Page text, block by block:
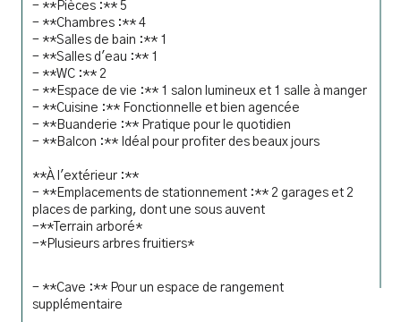
- **Pièces :** 5
- **Chambres :** 4
- **Salles de bain :** 1
- **Salles d'eau :** 1
- **WC :** 2
- **Espace de vie :** 1 salon lumineux et 1 salle à manger
- **Cuisine :** Fonctionnelle et bien agencée
- **Buanderie :** Pratique pour le quotidien
- **Balcon :** Idéal pour profiter des beaux jours
**À l'extérieur :**
- **Emplacements de stationnement :** 2 garages et 2
places de parking, dont une sous auvent
-**Terrain arboré*
-*Plusieurs arbres fruitiers*
- **Cave :** Pour un espace de rangement
supplémentaire